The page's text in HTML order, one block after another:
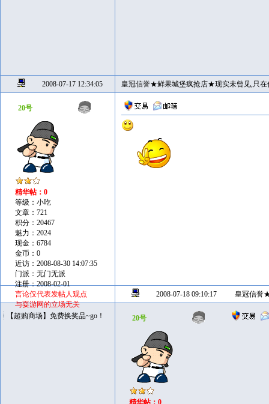
2008-07-17 12:34:05 皇冠信誉★鲜果城堡疯抢店★现实未曾见,只在
20号
精华帖：0
等级：小吃
文章：721
积分：20467
魅力：2024
现金：6784
金币：0
近访：2008-08-30 14:07:35
门派：无门无派
注册：2008-02-01
言论仅代表发帖人观点
与耍游网的立场无关
【超购商场】免费换奖品~go！
2008-07-18 09:10:17 皇冠信誉
20号
精华帖：0